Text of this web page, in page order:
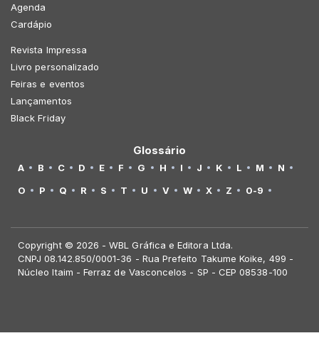
Agenda
Cardápio
Revista Impressa
Livro personalizado
Feiras e eventos
Lançamentos
Black Friday
Glossário
A B C D E F G H I J K L M
N
O
P Q R S T U V W X Z 0-9
Copyright © 2026 - WBL Gráfica e Editora Ltda.
CNPJ 08.142.850/0001-36 - Rua Prefeito Takume Koike, 499 -
Núcleo Itaim - Ferraz de Vasconcelos - SP - CEP 08538-100